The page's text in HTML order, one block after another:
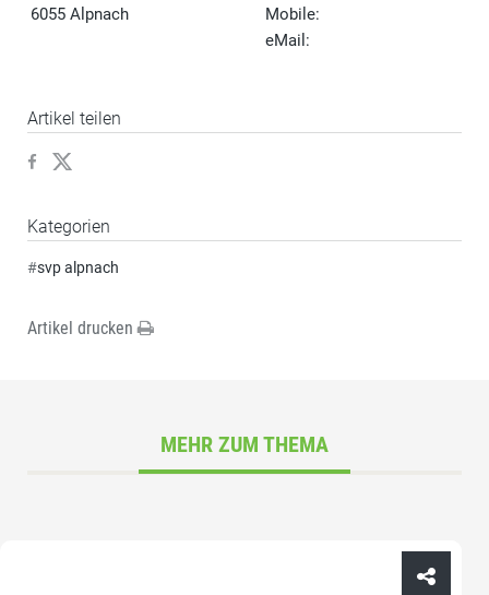
6055 Alpnach
Mobile:
eMail:
Artikel teilen
Kategorien
#svp alpnach
Artikel drucken
MEHR ZUM THEMA